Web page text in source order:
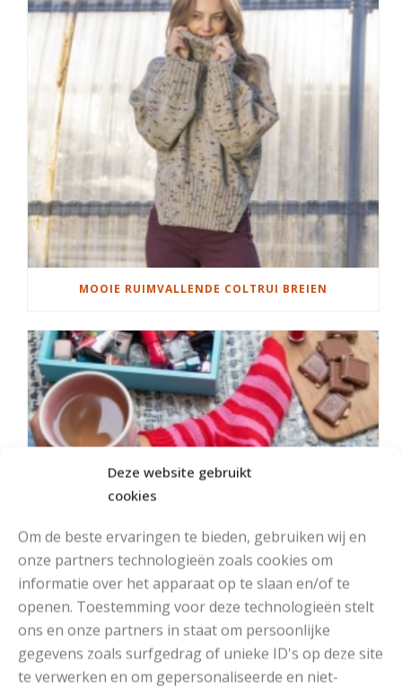
Deze website gebruikt
cookies
Om de beste ervaringen te bieden, gebruiken wij en
onze partners technologieën zoals cookies om
informatie over het apparaat op te slaan en/of te
openen. Toestemming voor deze technologieën stelt
ons en onze partners in staat om persoonlijke
gegevens zoals surfgedrag of unieke ID's op deze site
te verwerken en om gepersonaliseerde en niet-
MOOIE RUIMVALLENDE COLTRUI BREIEN